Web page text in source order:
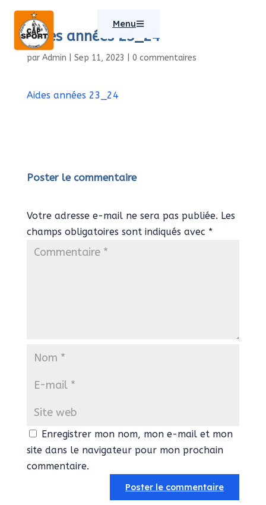
Menu
Aides années 23_24
par Admin Sep 11, 2023 0 commentaires
Aides années 23_24
Poster le commentaire
Votre adresse e-mail ne sera pas publiée. Les
champs obligatoires sont indiqués avec *
Enregistrer mon nom, mon e-mail et mon
site dans le navigateur pour mon prochain
commentaire.